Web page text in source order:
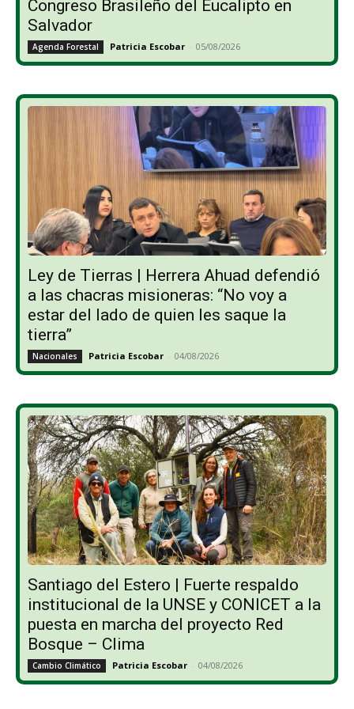
Congreso Brasileño del Eucalipto en
Salvador
Agenda Forestal Patricia Escobar - 05/08/2026
Ley de Tierras | Herrera Ahuad defendió
a las chacras misioneras: “No voy a
estar del lado de quien les saque la
tierra”
Nacionales Patricia Escobar - 04/08/2026
Santiago del Estero | Fuerte respaldo
institucional de la UNSE y CONICET a la
puesta en marcha del proyecto Red
Bosque – Clima
Cambio Climático Patricia Escobar - 04/08/2026